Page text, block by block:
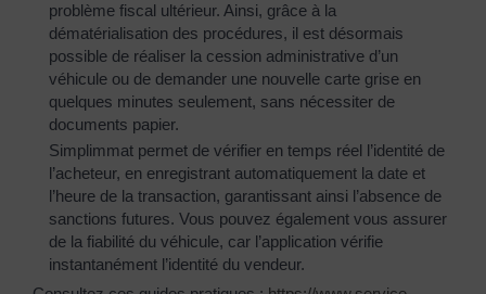
problème fiscal ultérieur. Ainsi, grâce à la
dématérialisation des procédures, il est désormais
possible de réaliser la cession administrative d’un
véhicule ou de demander une nouvelle carte grise en
quelques minutes seulement, sans nécessiter de
documents papier.
Simplimmat permet de vérifier en temps réel l’identité de
l’acheteur, en enregistrant automatiquement la date et
l’heure de la transaction, garantissant ainsi l’absence de
sanctions futures. Vous pouvez également vous assurer
de la fiabilité du véhicule, car l’application vérifie
instantanément l’identité du vendeur.